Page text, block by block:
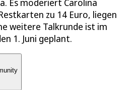
Es moderiert Carolina
zu 14 Euro, liegen
weitere Talkrunde ist im
1. Juni geplant.